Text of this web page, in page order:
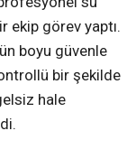
ekip görev yaptı.
boyu güvenle
bir şekilde
hale